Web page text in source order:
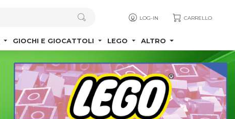
LOG-IN CARRELLO
GIOCHI E GIOCATTOLI LEGO ALTRO